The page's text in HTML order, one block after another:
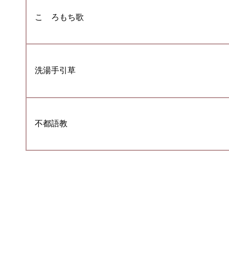
こゝろもち歌
洗湯手引草
不都語教